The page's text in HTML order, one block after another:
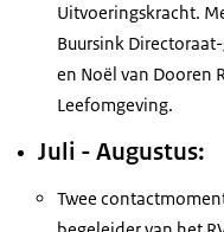
Uitvoeringskracht.
Buursink
en Noël van Dooren
Leefomgeving.
Juli - Augustus:
Twee